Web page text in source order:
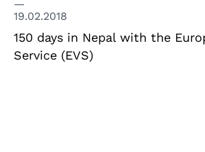
19.02.2018
150 days in Nepal with the
Service (EVS)